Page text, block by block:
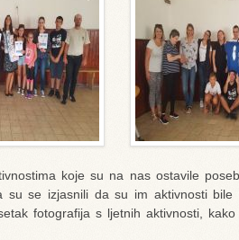
koje su na nas ostavile
su se izjasnili da su im aktivnosti
fotografija s ljetnih aktivnosti,